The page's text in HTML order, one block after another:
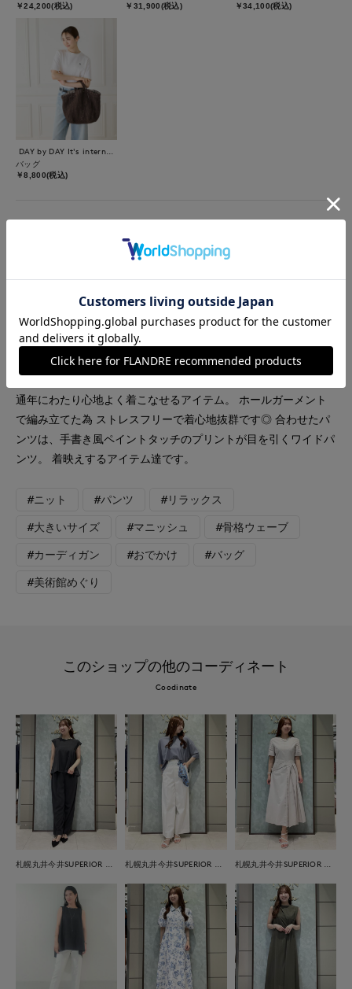
￥24,200(税込) ￥31,900(税込) ￥34,100(税込)
バッグ
￥8,800(税込)
DAY by DAY It's international
【着用サイズ9号】 これからの暑い夏も快適に過ごせるアイテム
のコーティネート。 トップスのカーディガンとインナーのニッ
トは、フランドルがメーカーや工場の協力を得て開発した素材。
通年にわたり心地よく着こなせるアイテム。 ホールガーメント
で編み立てた為 ストレスフリーで着心地抜群です◎ 合わせたパ
ンツは、手書き風ペイントタッチのプリントが目を引くワイドパ
ンツ。 着映えするアイテム達です。
#ニット #パンツ #リラックス
#大きいサイズ #マニッシュ #骨格ウェーブ
#カーディガン #おでかけ #バッグ
#美術館めぐり
このショップの他のコーディネート
Coodinate